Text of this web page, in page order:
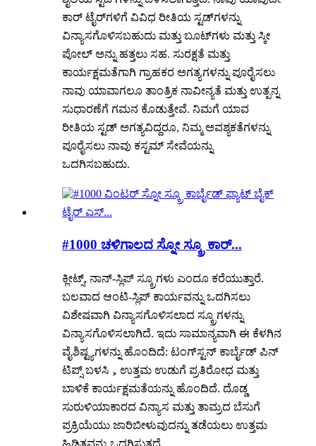
ಕಾರ್ ಟೈರ್‌ಗಳಿಗೆ ವಿವಿಧ ರೀತಿಯ ಸ್ಟಡ್‌ಗಳನ್ನು
ವಿನ್ಯಾಸಗೊಳಿಸಬಹುದು ಮತ್ತು ಬೂಟ್‌ಗಳು ಮತ್ತು ಸ್ಕೀ
ಪೋಲ್ ಅನ್ನು ಹತ್ತಲು ಸಹ. ಸುರಕ್ಷತೆ ಮತ್ತು
ಕಾರ್ಯಕ್ಷಮತೆಗಾಗಿ ಗ್ರಾಹಕರ ಅಗತ್ಯಗಳನ್ನು ಪೂರೈಸಲು
ನಾವು ಯಾವಾಗಲೂ ತಾಂತ್ರಿಕ ನಾವೀನ್ಯತೆ ಮತ್ತು ಉತ್ಪನ್ನ
ಸುಧಾರಣೆಗೆ ಗಮನ ಕೊಡುತ್ತೇವೆ. ನಿಮಗೆ ಯಾವ
ರೀತಿಯ ಸ್ಟಡ್ ಅಗತ್ಯವಿದ್ದರೂ, ನಿಮ್ಮ ಅವಶ್ಯಕತೆಗಳನ್ನು
ಪೂರೈಸಲು ನಾವು ಕಸ್ಟಮ್ ಸೇವೆಯನ್ನು
ಒದಗಿಸಬಹುದು.
#1000 ಚಳಿಗಾಲದ ಸ್ನೋ ಸ್ಕ್ರೂ ಕಾರ್...
ಕ್ಲೀಟ್ಸ್, ನಾನ್-ಸ್ಲಿಪ್ ಸ್ಕ್ರೂಗಳು ಎಂದೂ ಕರೆಯುತ್ತಾರೆ.
ಬಲವಾದ ಆಂಟಿ-ಸ್ಲಿಪ್ ಕಾರ್ಯವನ್ನು ಒದಗಿಸಲು
ವಿಶೇಷವಾಗಿ ವಿನ್ಯಾಸಗೊಳಿಸಲಾದ ಸ್ಕ್ರೂಗಳನ್ನು
ವಿನ್ಯಾಸಗೊಳಿಸಲಾಗಿದೆ. ಇದು ಸಾಮಾನ್ಯವಾಗಿ ಈ ಕೆಳಗಿನ
ವೈಶಿಷ್ಟ್ಯಗಳನ್ನು ಹೊಂದಿದೆ: ಟಂಗ್‌ಸ್ಟನ್ ಕಾರ್ಬೈಡ್ ಪಿನ್
ಟಿಪ್ಸ್ ಬಳಸಿ，ಉತ್ತಮ ಉಡುಗೆ ಪ್ರತಿರೋಧ ಮತ್ತು
ಬಾಳಿಕೆ ಕಾರ್ಯಕ್ಷಮತೆಯನ್ನು ಹೊಂದಿದೆ. ದೊಡ್ಡ
ಸುರುಳಿಯಾಕಾರದ ವಿನ್ಯಾಸ ಮತ್ತು ತಾಮ್ರದ ಬೆಸುಗೆ
ಪ್ರಕ್ರಿಯೆಯು ಜಾರಿಬೀಳುವುದನ್ನು ತಡೆಯಲು ಉತ್ತಮ
ಹಿಡಿತವನ್ನು ಒದಗಿಸುತ್ತದೆ.